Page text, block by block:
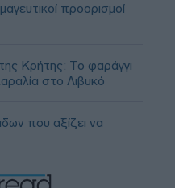
προορισμοί
Κρήτης: Το φαράγγι
στο Λιβυκό
που αξίζει να